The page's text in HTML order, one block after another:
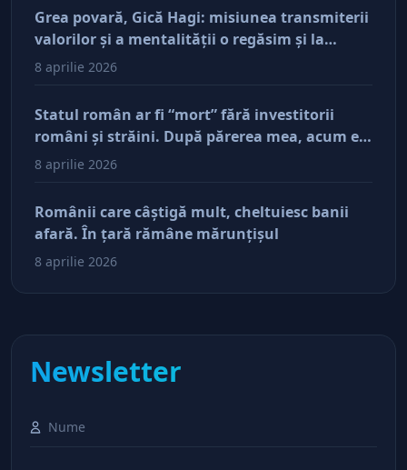
Grea povară, Gică Hagi: misiunea transmiterii
valorilor şi a mentalităţii o regăsim şi la
antreprenorii care vor să-și lase moştenire
8 aprilie 2026
Statul român ar fi “mort” fără investitorii
români şi străini. După părerea mea, acum e
doar pe perfuzii şi încă nu face diferenţa între
8 aprilie 2026
Românii care câştigă mult, cheltuiesc banii
afară. În ţară rămâne mărunţişul
8 aprilie 2026
Newsletter